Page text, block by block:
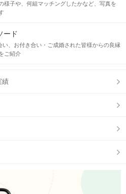
様子や、何組マッチングしたかなど、写真を
ード
い、お付き合い・ご成婚された皆様からの良縁
ご紹介
績